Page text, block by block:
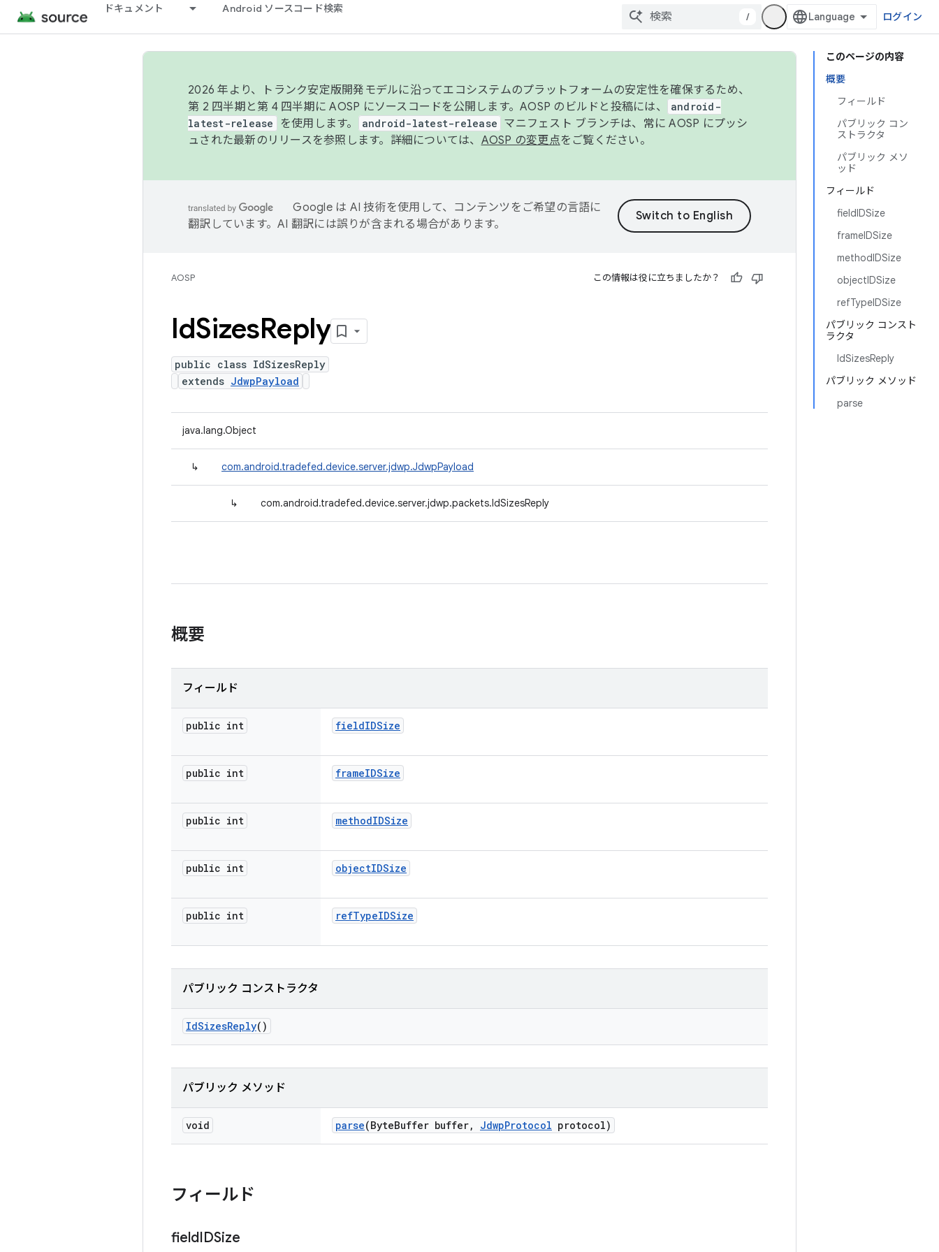
ドキュメント Android ソースコード検索
/ ログイン
このページの内容
概要
フィールド
パブリック コン
ストラクタ
パブリック メソ
ッド
フィールド
fieldIDSize
frameIDSize
methodIDSize
objectIDSize
refTypeIDSize
パブリック コンスト
ラクタ
IdSizesReply
パブリック メソッド
parse
2026 年より、トランク安定版開発モデルに沿ってエコシステムのプラットフォームの安定性を確保するため、
第 2 四半期と第 4 四半期に AOSP にソースコードを公開します。AOSP のビルドと投稿には、
android-
latest-release
を使用します。 android-latest-release マニフェスト ブランチは、常に AOSP にプッシ
ュされた最新のリリースを参照します。詳細については、 AOSP の変更点をご覧ください。
Google は AI 技術を使用して、コンテンツをご希望の言語に
翻訳しています。AI 翻訳には誤りが含まれる場合があります。
AOSP この情報は役に立ちましたか？
IdSizesReply
public class IdSizesReply
extends JdwpPayload
java.lang.Object
↳ com.android.tradefed.device.server.jdwp.JdwpPayload
↳ com.android.tradefed.device.server.jdwp.packets.IdSizesReply
概要
フィールド
public int fieldIDSize
public int frameIDSize
public int methodIDSize
public int objectIDSize
public int refTypeIDSize
パブリック コンストラクタ
IdSizesReply()
パブリック メソッド
void parse(ByteBuffer buffer, JdwpProtocol protocol)
フィールド
fieldIDSize